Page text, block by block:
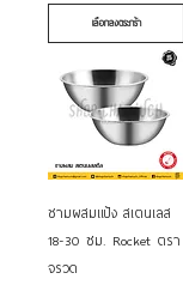
เลือกลงตระกร้า
ชามผสมแป้ง สเตนเลส
18-30 ซม. Rocket ตรา
จรวด